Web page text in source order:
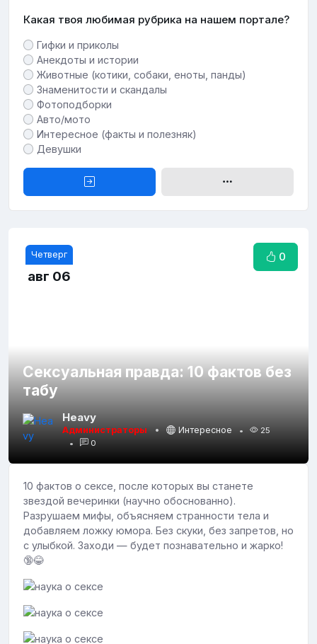
Какая твоя любимая рубрика на нашем портале?
Гифки и приколы
Анекдоты и истории
Животные (котики, собаки, еноты, панды)
Знаменитости и скандалы
Фотоподборки
Авто/мото
Интересное (факты и полезняк)
Девушки
0
Четверг
авг 06
Сексуальная правда: 10 фактов без
табу
Heavy
Администраторы Интересное
25
0
10 фактов о сексе, после которых вы станете
звездой вечеринки (научно обоснованно).
Разрушаем мифы, объясняем странности тела и
добавляем ложку юмора. Без скуки, без запретов, но
с улыбкой. Заходи — будет познавательно и жарко!
🔞😂